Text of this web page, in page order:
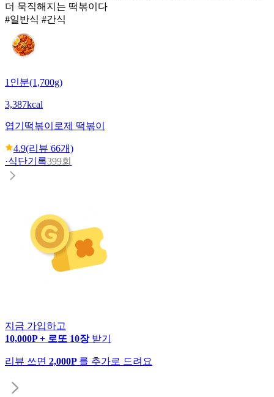
더 묵직해지는 떡볶이다
#일반식 #간식
1인분(1,700g)
3,387kcal
엽기떡볶이 로제 떡볶이
4.9(리뷰 66개)
·식단기록399회
지금 가입하고
10,000P + 로또 10장 받기
리뷰 쓰면 2,000P 를 추가로 드려요